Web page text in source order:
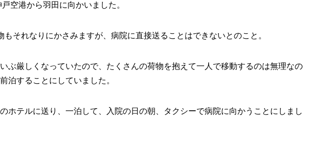
空港から羽田に向かいました。
それなりにかさみますが、病院に直接送ることはできないとのこと。
ぶ厳しくなっていたので、たくさんの荷物を抱えて一人で移動するのは無理なの
泊することにしていました。
ホテルに送り、一泊して、入院の日の朝、タクシーで病院に向かうことにしまし